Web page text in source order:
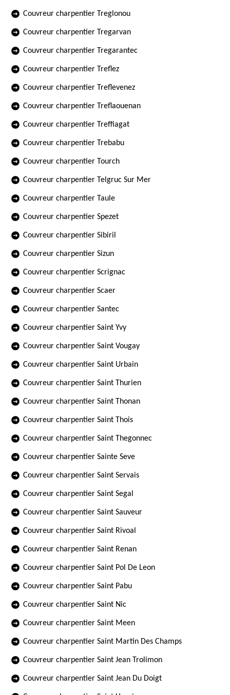
Couvreur charpentier Treglonou
Couvreur charpentier Tregarvan
Couvreur charpentier Tregarantec
Couvreur charpentier Treflez
Couvreur charpentier Treflevenez
Couvreur charpentier Treflaouenan
Couvreur charpentier Treffiagat
Couvreur charpentier Trebabu
Couvreur charpentier Tourch
Couvreur charpentier Telgruc Sur Mer
Couvreur charpentier Taule
Couvreur charpentier Spezet
Couvreur charpentier Sibiril
Couvreur charpentier Sizun
Couvreur charpentier Scrignac
Couvreur charpentier Scaer
Couvreur charpentier Santec
Couvreur charpentier Saint Yvy
Couvreur charpentier Saint Vougay
Couvreur charpentier Saint Urbain
Couvreur charpentier Saint Thurien
Couvreur charpentier Saint Thonan
Couvreur charpentier Saint Thois
Couvreur charpentier Saint Thegonnec
Couvreur charpentier Sainte Seve
Couvreur charpentier Saint Servais
Couvreur charpentier Saint Segal
Couvreur charpentier Saint Sauveur
Couvreur charpentier Saint Rivoal
Couvreur charpentier Saint Renan
Couvreur charpentier Saint Pol De Leon
Couvreur charpentier Saint Pabu
Couvreur charpentier Saint Nic
Couvreur charpentier Saint Meen
Couvreur charpentier Saint Martin Des Champs
Couvreur charpentier Saint Jean Trolimon
Couvreur charpentier Saint Jean Du Doigt